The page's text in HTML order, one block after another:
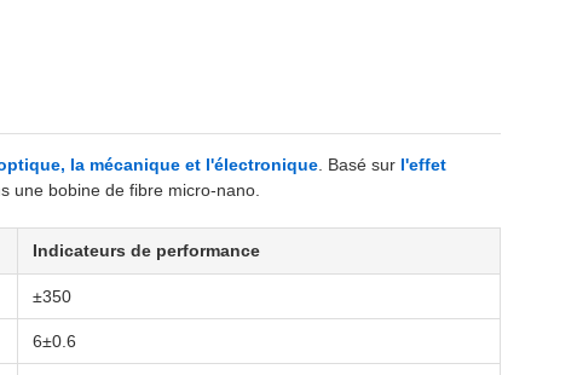
la mécanique et l'électronique . Basé sur l'effet
une bobine de fibre micro-nano.
Indicateurs de performance
±350
6±0.6